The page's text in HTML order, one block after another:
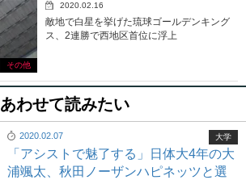
その他
2020.02.16
敵地で白星を挙げた琉球ゴールデンキング
ス、2連勝で西地区首位に浮上
あわせて読みたい
2020.02.07
「アシストで魅了する」日体大4年の大
浦颯太、秋田ノーザンハピネッツと選
大学